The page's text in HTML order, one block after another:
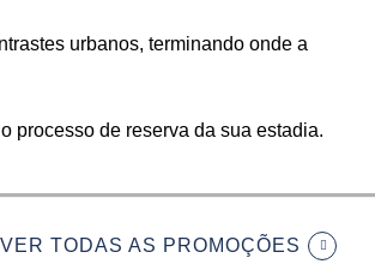
urbanos, terminando onde a
processo de reserva da sua estadia.
VER TODAS AS PROMOÇÕES